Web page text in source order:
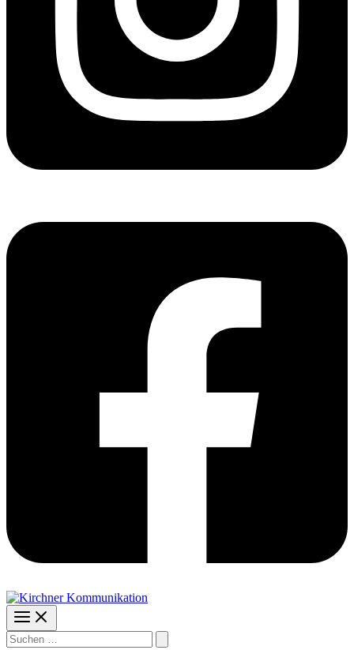
Suchen